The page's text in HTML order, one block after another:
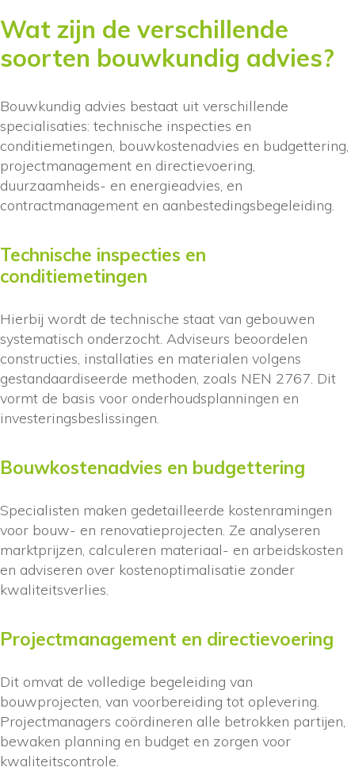
Wat zijn de verschillende
soorten bouwkundig advies?
Bouwkundig advies bestaat uit verschillende
specialisaties: technische inspecties en
conditiemetingen, bouwkostenadvies en budgettering,
projectmanagement en directievoering,
duurzaamheids- en energieadvies, en
contractmanagement en aanbestedingsbegeleiding.
Technische inspecties en
conditiemetingen
Hierbij wordt de technische staat van gebouwen
systematisch onderzocht. Adviseurs beoordelen
constructies, installaties en materialen volgens
gestandaardiseerde methoden, zoals NEN 2767. Dit
vormt de basis voor onderhoudsplanningen en
investeringsbeslissingen.
Bouwkostenadvies en budgettering
Specialisten maken gedetailleerde kostenramingen
voor bouw- en renovatieprojecten. Ze analyseren
marktprijzen, calculeren materiaal- en arbeidskosten
en adviseren over kostenoptimalisatie zonder
kwaliteitsverlies.
Projectmanagement en directievoering
Dit omvat de volledige begeleiding van
bouwprojecten, van voorbereiding tot oplevering.
Projectmanagers coördineren alle betrokken partijen,
bewaken planning en budget en zorgen voor
kwaliteitscontrole.